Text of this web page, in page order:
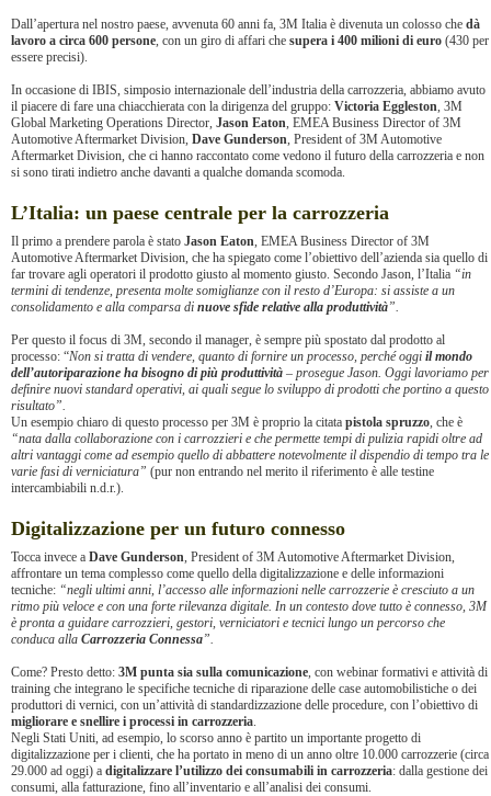
Dall’apertura nel nostro paese, avvenuta 60 anni fa, 3M Italia è divenuta un colosso che dà
lavoro a circa 600 persone, con un giro di affari che supera i 400 milioni di euro (430 per
essere precisi).
In occasione di IBIS, simposio internazionale dell’industria della carrozzeria, abbiamo avuto
il piacere di fare una chiacchierata con la dirigenza del gruppo: Victoria Eggleston, 3M
Global Marketing Operations Director, Jason Eaton, EMEA Business Director of 3M
Automotive Aftermarket Division, Dave Gunderson, President of 3M Automotive
Aftermarket Division, che ci hanno raccontato come vedono il futuro della carrozzeria e non
si sono tirati indietro anche davanti a qualche domanda scomoda.
L’Italia: un paese centrale per la carrozzeria
Il primo a prendere parola è stato Jason Eaton, EMEA Business Director of 3M
Automotive Aftermarket Division, che ha spiegato come l’obiettivo dell’azienda sia quello di
far trovare agli operatori il prodotto giusto al momento giusto. Secondo Jason, l’Italia “in
termini di tendenze, presenta molte somiglianze con il resto d’Europa: si assiste a un
consolidamento e alla comparsa di nuove sfide relative alla produttività”.
Per questo il focus di 3M, secondo il manager, è sempre più spostato dal prodotto al
processo: “Non si tratta di vendere, quanto di fornire un processo, perché oggi il mondo
dell’autoriparazione ha bisogno di più produttività – prosegue Jason. Oggi lavoriamo per
definire nuovi standard operativi, ai quali segue lo sviluppo di prodotti che portino a questo
risultato”.
Un esempio chiaro di questo processo per 3M è proprio la citata pistola spruzzo, che è
“nata dalla collaborazione con i carrozzieri e che permette tempi di pulizia rapidi oltre ad
altri vantaggi come ad esempio quello di abbattere notevolmente il dispendio di tempo tra le
varie fasi di verniciatura” (pur non entrando nel merito il riferimento è alle testine
intercambiabili n.d.r.).
Digitalizzazione per un futuro connesso
Tocca invece a Dave Gunderson, President of 3M Automotive Aftermarket Division,
affrontare un tema complesso come quello della digitalizzazione e delle informazioni
tecniche: “negli ultimi anni, l’accesso alle informazioni nelle carrozzerie è cresciuto a un
ritmo più veloce e con una forte rilevanza digitale. In un contesto dove tutto è connesso, 3M
è pronta a guidare carrozzieri, gestori, verniciatori e tecnici lungo un percorso che
conduca alla Carrozzeria Connessa”.
Come? Presto detto: 3M punta sia sulla comunicazione, con webinar formativi e attività di
training che integrano le specifiche tecniche di riparazione delle case automobilistiche o dei
produttori di vernici, con un’attività di standardizzazione delle procedure, con l’obiettivo di
migliorare e snellire i processi in carrozzeria.
Negli Stati Uniti, ad esempio, lo scorso anno è partito un importante progetto di
digitalizzazione per i clienti, che ha portato in meno di un anno oltre 10.000 carrozzerie (circa
29.000 ad oggi) a digitalizzare l’utilizzo dei consumabili in carrozzeria: dalla gestione dei
consumi, alla fatturazione, fino all’inventario e all’analisi dei consumi.